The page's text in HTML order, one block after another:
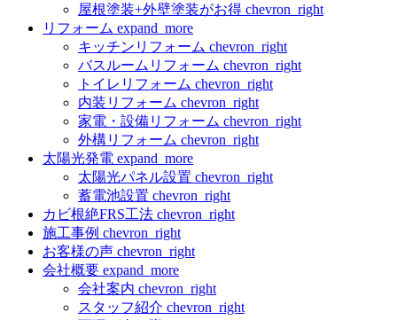
屋根塗装+外壁塗装がお得 chevron_right
リフォーム expand_more
キッチンリフォーム chevron_right
バスルームリフォーム chevron_right
トイレリフォーム chevron_right
内装リフォーム chevron_right
家電・設備リフォーム chevron_right
外構リフォーム chevron_right
太陽光発電 expand_more
太陽光パネル設置 chevron_right
蓄電池設置 chevron_right
カビ根絶FRS工法 chevron_right
施工事例 chevron_right
お客様の声 chevron_right
会社概要 expand_more
会社案内 chevron_right
スタッフ紹介 chevron_right